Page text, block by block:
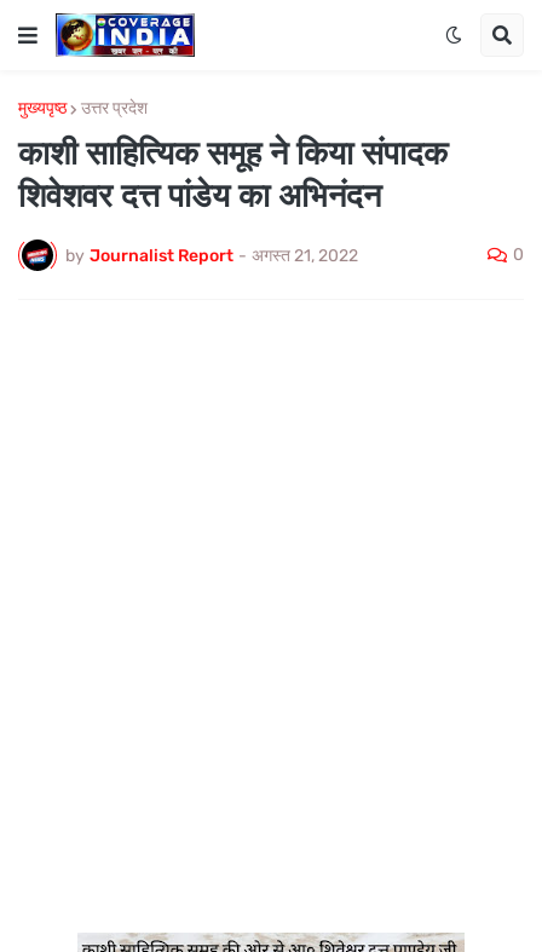
मुख्यपृष्ठ उत्तर प्रदेश
काशी साहित्यिक समूह ने किया संपादक
शिवेशवर दत्त पांडेय का अभिनंदन
by Journalist Report - अगस्त 21, 2022 0